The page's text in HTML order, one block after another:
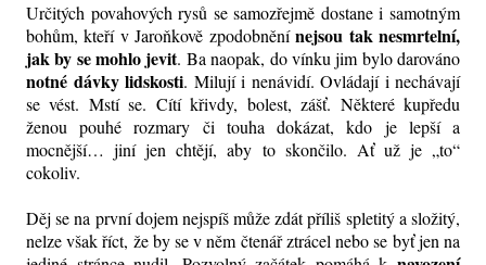
Určitých povahových rysů se samozřejmě dostane i samotným
bohům, kteří v Jaroňkově zpodobněnínejsou tak nesmrtelní,
jak by se mohlo jevit. Ba naopak, do vínku jim bylo darováno
notné dávky lidskosti. Milují i nenávidí. Ovládají i nechávají
se vést. Mstí se. Cítí křivdy, bolest, zášť. Některé kupředu
ženou pouhé rozmary či touha dokázat, kdo je lepší a
mocnější… jiní jen chtějí, aby to skončilo. Ať už je „to“
cokoliv.
Děj se na první dojem nejspíš může zdát příliš spletitý a složitý,
nelze však říct, že by se v něm čtenář ztrácel nebo se byť jen na